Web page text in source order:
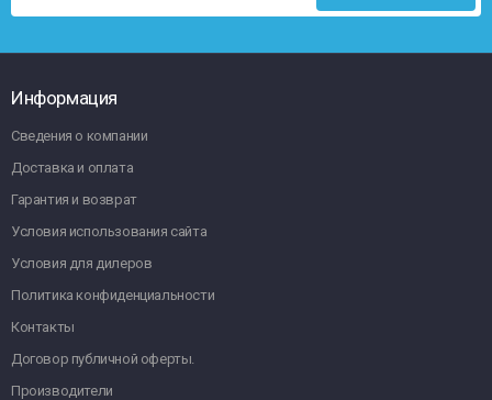
Информация
Сведения о компании
Доставка и оплата
Гарантия и возврат
Условия использования сайта
Условия для дилеров
Политика конфиденциальности
Контакты
Договор публичной оферты.
Производители